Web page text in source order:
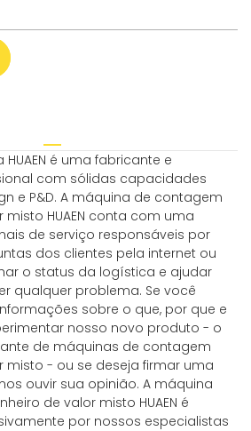
é uma fabricante e
com sólidas capacidades
e P&D. A máquina de contagem
HUAEN conta com uma
de serviço responsáveis ​​por
dos clientes pela internet ou
o status da logística e ajudar
qualquer problema. Se você
sobre o que, por que e
nosso novo produto - o
de máquinas de contagem
misto - ou se deseja firmar uma
ouvir sua opinião. A máquina
de valor misto HUAEN é
por nossos especialistas